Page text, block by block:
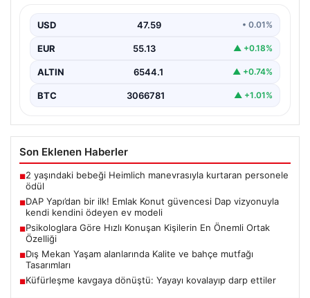
USD 47.59 • 0.01%
EUR 55.13 ▲ +0.18%
ALTIN 6544.1 ▲ +0.74%
BTC 3066781 ▲ +1.01%
Son Eklenen Haberler
■2 yaşındaki bebeği Heimlich manevrasıyla kurtaran personele
ödül
■DAP Yapı’dan bir ilk! Emlak Konut güvencesi Dap vizyonuyla
kendi kendini ödeyen ev modeli
■Psikologlara Göre Hızlı Konuşan Kişilerin En Önemli Ortak
Özelliği
■Dış Mekan Yaşam alanlarında Kalite ve bahçe mutfağı
Tasarımları
■Küfürleşme kavgaya dönüştü: Yayayı kovalayıp darp ettiler